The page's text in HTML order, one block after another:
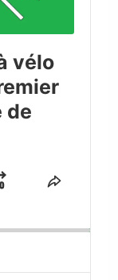
vélo
de
Share